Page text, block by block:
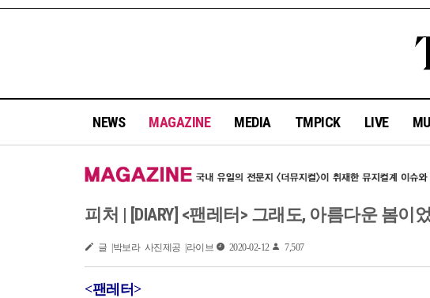
NEWS MAGAZINE MEDIA TMPICK LIVE
피처 | [DIARY] <팬레터> 그래도, 아름다운 봄이
글 |박보라 사진제공 |라이브 2020-02-12 7,507
<팬레터>